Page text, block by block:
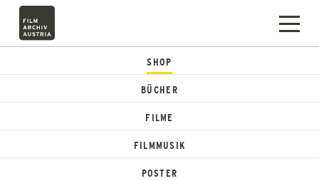
SHOP
BÜCHER
FILME
FILMMUSIK
POSTER